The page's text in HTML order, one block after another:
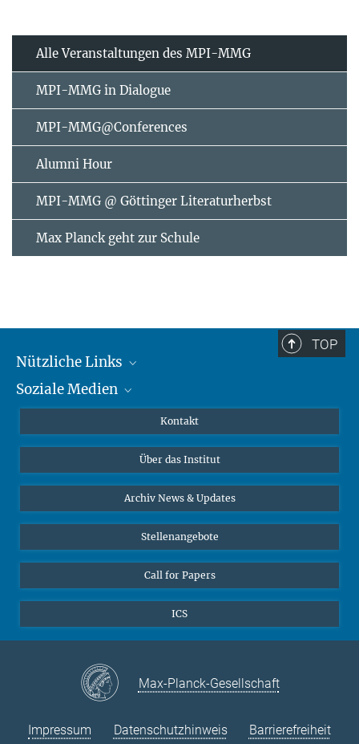
Alle Veranstaltungen des MPI-MMG
MPI-MMG in Dialogue
MPI-MMG@Conferences
Alumni Hour
MPI-MMG @ Göttinger Literaturherbst
Max Planck geht zur Schule
TOP
Nützliche Links
MMG Alumni Corner
Online-Vorträge
Interviews zum Thema "Diversity"
Soziale Medien
Bluesky
Kontakt
Über das Institut
Archiv News & Updates
Stellenangebote
Call for Papers
ICS
Max-Planck-Gesellschaft
Impressum Datenschutzhinweis Barrierefreiheit